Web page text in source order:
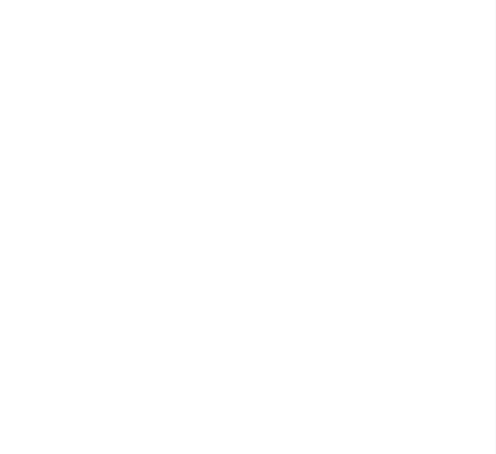
elettrici
di sicurezza generali
sanità e assistenza